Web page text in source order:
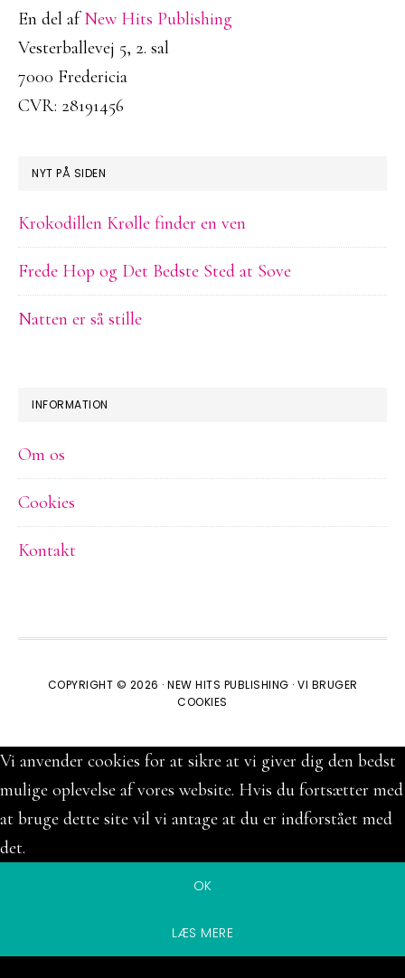
En del afNew Hits Publishing
Vesterballevej 5, 2. sal
7000 Fredericia
CVR: 28191456
NYT PÅ SIDEN
Krokodillen Krølle finder en ven
Frede Hop og Det Bedste Sted at Sove
Natten er så stille
INFORMATION
Om os
Cookies
Kontakt
COPYRIGHT © 2026 · NEW HITS PUBLISHING · VI BRUGER
COOKIES
Vi anvender cookies for at sikre at vi giver dig den bedst
mulige oplevelse af vores website. Hvis du fortsætter med
at bruge dette site vil vi antage at du er indforstået med
det.
OK
LÆS MERE